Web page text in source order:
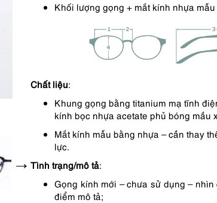
Khối lượng gọng + mắt kính nhựa mẫu
Chất liệu:
Khung gọng bằng titanium mạ tĩnh
kính bọc nhựa acetate phủ bóng mầu
Mắt kính mẫu bằng nhựa – cần thay
lực.
Tình trạng/mô tả:
Gọng kính mới – chưa sử dụng –
điểm mô tả;